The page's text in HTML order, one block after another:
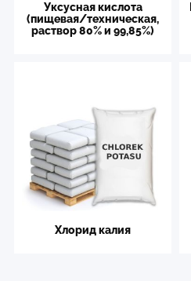
Уксусная кислота
(пищевая/техническая,
раствор 80% и 99,85%)
Хлорид калия